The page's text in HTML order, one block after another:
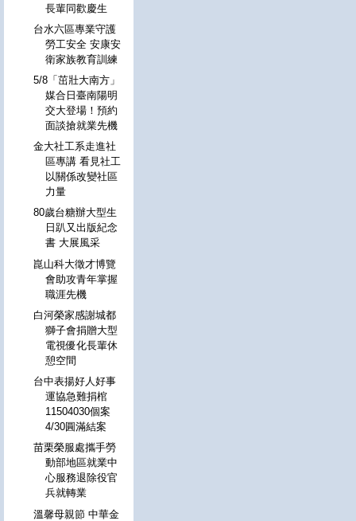
長輩同歡慶生
台水六區專業守護
勞工安全 安康安
衛家族教育訓練
5/8「茁壯大南方」
媒合日臺南陽明
交大登場！預約
面談搶就業先機
金大社工系走進社
區專講 看見社工
以關係改變社區
力量
80歲台糖辦大型生
日趴又出版紀念
書 大展風采
崑山科大徵才博覽
會助攻青年掌握
職涯先機
白河榮家感謝城都
獅子會捐贈大型
電視優化長輩休
憩空間
台中表揚好人好事
運協急難捐棺
11504030個案
4/30圓滿結案
苗栗榮服處攜手勞
動部地區就業中
心服務退除役官
兵就轉業
溫馨母親節 中華金